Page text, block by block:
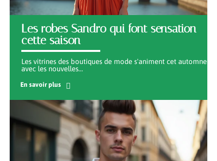
Les robes Sandro qui font sensation
cette saison
Les vitrines des boutiques de mode s'animent cet automne
avec les nouvelles…
En savoir plus